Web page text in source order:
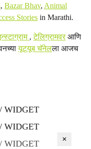
, Bazar Bhav, Animal
Stories in Marathi.
,टेलिग्रामवरआणि
यूट्यूब चॅनेलला आजच
WIDGET
WIDGET
WIDGET
×